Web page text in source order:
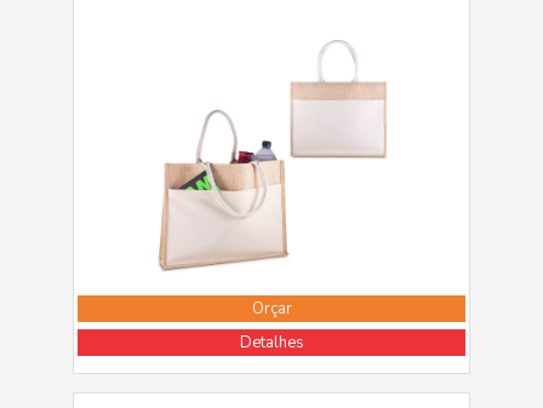
Orçar
Detalhes